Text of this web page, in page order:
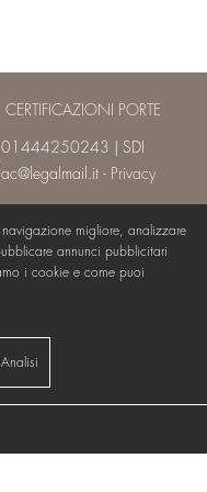
migliore, analizzare
annunci pubblicitari
i cookie e come puoi
CERTIFICAZIONI PORTE
01444250243 | SDI
- Privacy